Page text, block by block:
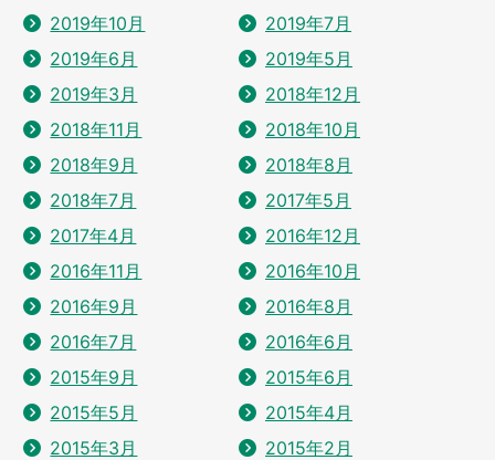
2019年10月
2019年7月
2019年6月
2019年5月
2019年3月
2018年12月
2018年11月
2018年10月
2018年9月
2018年8月
2018年7月
2017年5月
2017年4月
2016年12月
2016年11月
2016年10月
2016年9月
2016年8月
2016年7月
2016年6月
2015年9月
2015年6月
2015年5月
2015年4月
2015年3月
2015年2月